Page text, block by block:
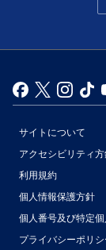
サイトについて
アクセシビリティ
利用規約
個人情報保護方針
個人番号及び特定
プライバシーポリシ